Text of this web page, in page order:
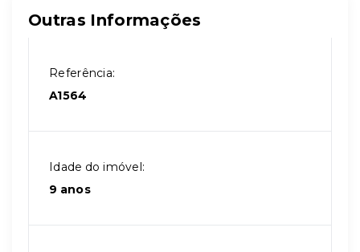
Outras Informações
Referência:
A1564
Idade do imóvel:
9 anos